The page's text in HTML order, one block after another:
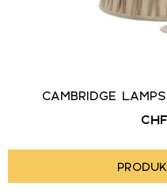
CAMBRIDGE
CHF